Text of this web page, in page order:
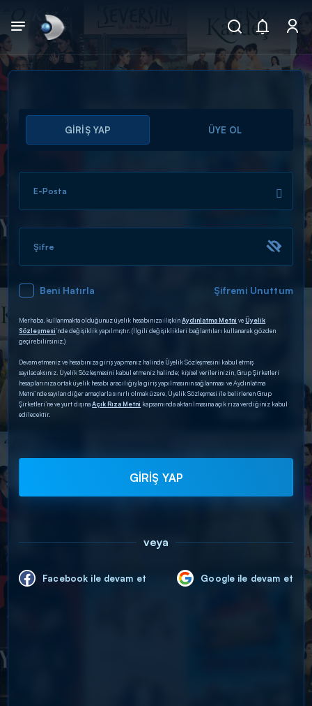
Arama
ARAMA SONUÇLARI
DİĞER SONUÇLAR
GİRİŞ YAP ÜYE OL
E-Posta
Şifre
Beni Hatırla Şifremi Unuttum
Merhaba, kullanmakta olduğunuz üyelik hesabınıza ilişkinAydınlatma Metni veÜyelik
Sözleşmesi’nde değişiklik yapılmıştır. (İlgili değişiklikleri bağlantıları kullanarak gözden
geçirebilirsiniz.)
Devam etmeniz ve hesabınıza giriş yapmanız halinde Üyelik Sözleşmesini kabul etmiş
sayılacaksınız. Üyelik Sözleşmesini kabul etmeniz halinde; kişisel verilerinizin, Grup Şirketleri
hesaplarınıza ortak üyelik hesabı aracılığıyla giriş yapılmasının sağlanması ve Aydınlatma
Metni’nde sayılan diğer amaçlarla sınırlı olmak üzere, Üyelik Sözleşmesi ile belirlenen Grup
Şirketleri’ne ve yurt dışınaAçık Rıza Metni kapsamında aktarılmasına açık rıza verdiğiniz kabul
edilecektir.
GİRİŞ YAP
veya
Facebook ile devam et Google ile devam et